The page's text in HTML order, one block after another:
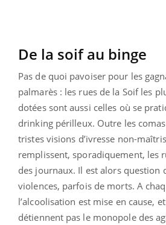
De la soif au binge
Pas de quoi pavoiser pour les
palmarès : les rues de la Soif les
dotées sont aussi celles où se
drinking périlleux. Outre les
tristes visions d’ivresse non-
remplissent, sporadiquement, les
des journaux. Il est alors question
violences, parfois de morts. A
l’alcoolisation est mise en cause,
détiennent pas le monopole des